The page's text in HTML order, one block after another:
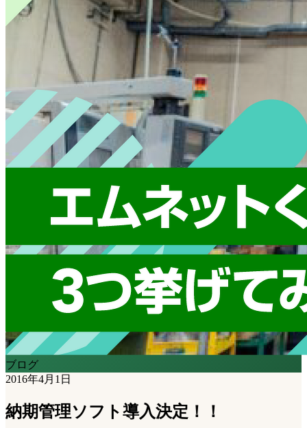
ブログ
2016年4月1日
納期管理ソフト導入決定！！